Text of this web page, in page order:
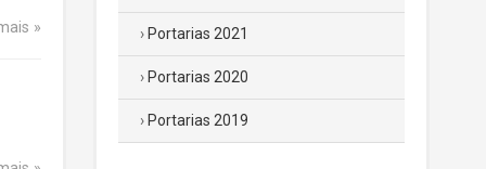
Portarias 2021
Portarias 2020
Portarias 2019